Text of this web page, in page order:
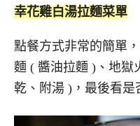
幸花雞白湯拉麵菜單
點餐方式非常的簡單
麵 ( 醬油拉麵 )、地獄
乾、附湯 )，最後看是